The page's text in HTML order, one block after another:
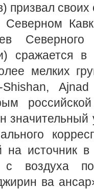
призвал своих
сражается
мелких
Shishan,
источник в
воздуха
ва